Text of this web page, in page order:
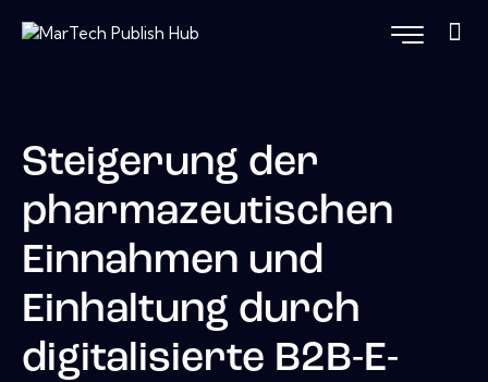
Steigerung der
pharmazeutischen
Einnahmen und
Einhaltung durch
digitalisierte B2B-E-